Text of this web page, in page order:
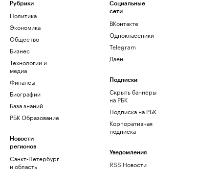
Рубрики
Политика
Экономика
Общество
Бизнес
Технологии и
медиа
Финансы
Биографии
База знаний
РБК Образование
Новости
регионов
Санкт-Петербург
и область
Социальные
сети
ВКонтакте
Одноклассники
Telegram
Дзен
Подписки
Скрыть баннеры
на РБК
Подписка на РБК
Корпоративная
подписка
Уведомления
RSS Новости